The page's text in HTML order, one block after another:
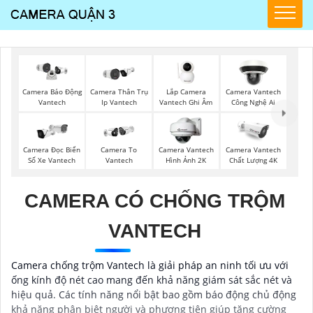
Camera Báo Động
Vantech
Camera Thân Trụ
Ip Vantech
Lắp Camera
Vantech Ghi Âm
Camera Vantech
Công Nghệ Ai
Camera Đọc Biển
Số Xe Vantech
Camera To
Vantech
Camera Vantech
Hình Ảnh 2K
Camera Vantech
Chất Lượng 4K
CAMERA CÓ CHỐNG TRỘM
VANTECH
Camera chống trộm Vantech là giải pháp an ninh tối ưu với
ống kính độ nét cao mang đến khả năng giám sát sắc nét và
hiệu quả. Các tính năng nổi bật bao gồm báo động chủ động
khả năng phân biệt người và phương tiện giúp tăng cường